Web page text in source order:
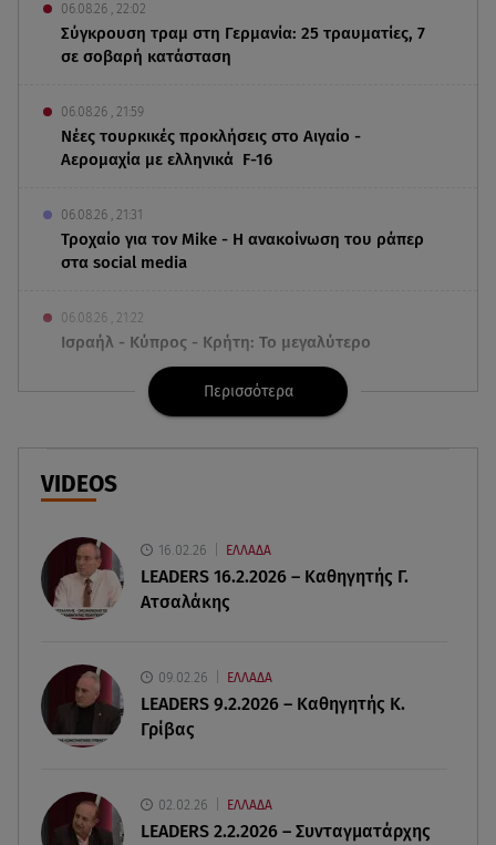
06.08.26 , 22:02
Σύγκρουση τραμ στη Γερμανία: 25 τραυματίες, 7
σε σοβαρή κατάσταση
06.08.26 , 21:59
Νέες τουρκικές προκλήσεις στο Αιγαίο -
Αερομαχία με ελληνικά F-16
06.08.26 , 21:31
Τροχαίο για τον Mike - Η ανακοίνωση του ράπερ
στα social media
06.08.26 , 21:22
Ισραήλ - Κύπρος - Κρήτη: Το μεγαλύτερο
υποθαλάσσιο καλώδιο στον κόσμο
Motor Oil: Δωρεά πυροσβεστικών οχημάτων και
Άκης Παυλόπουλος: Η τρυφερή εξομολόγηση
της συζύγου του, Ελένης Φωτοπούλου
ο ρόλος του «συνδέσμου»
06.08.26 , 20:16
06.08.26 , 20:04
Περισσότερα
VIDEOS
16.02.26 ΕΛΛΑΔΑ
LEADERS 16.2.2026 – Καθηγητής Γ.
Ατσαλάκης
09.02.26 ΕΛΛΑΔΑ
LEADERS 9.2.2026 – Καθηγητής Κ.
Γρίβας
02.02.26 ΕΛΛΑΔΑ
LEADERS 2.2.2026 – Συνταγματάρχης